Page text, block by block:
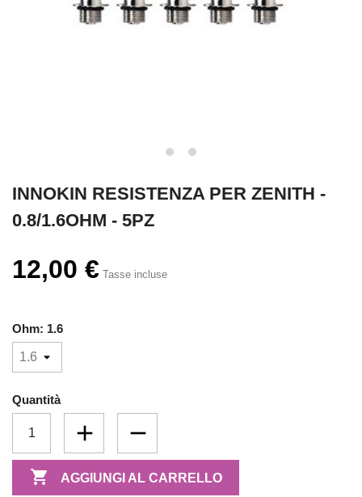
INNOKIN RESISTENZA PER ZENITH -
0.8/1.6OHM - 5PZ
12,00 € Tasse incluse
Ohm: 1.6
Quantità
 AGGIUNGI AL CARRELLO